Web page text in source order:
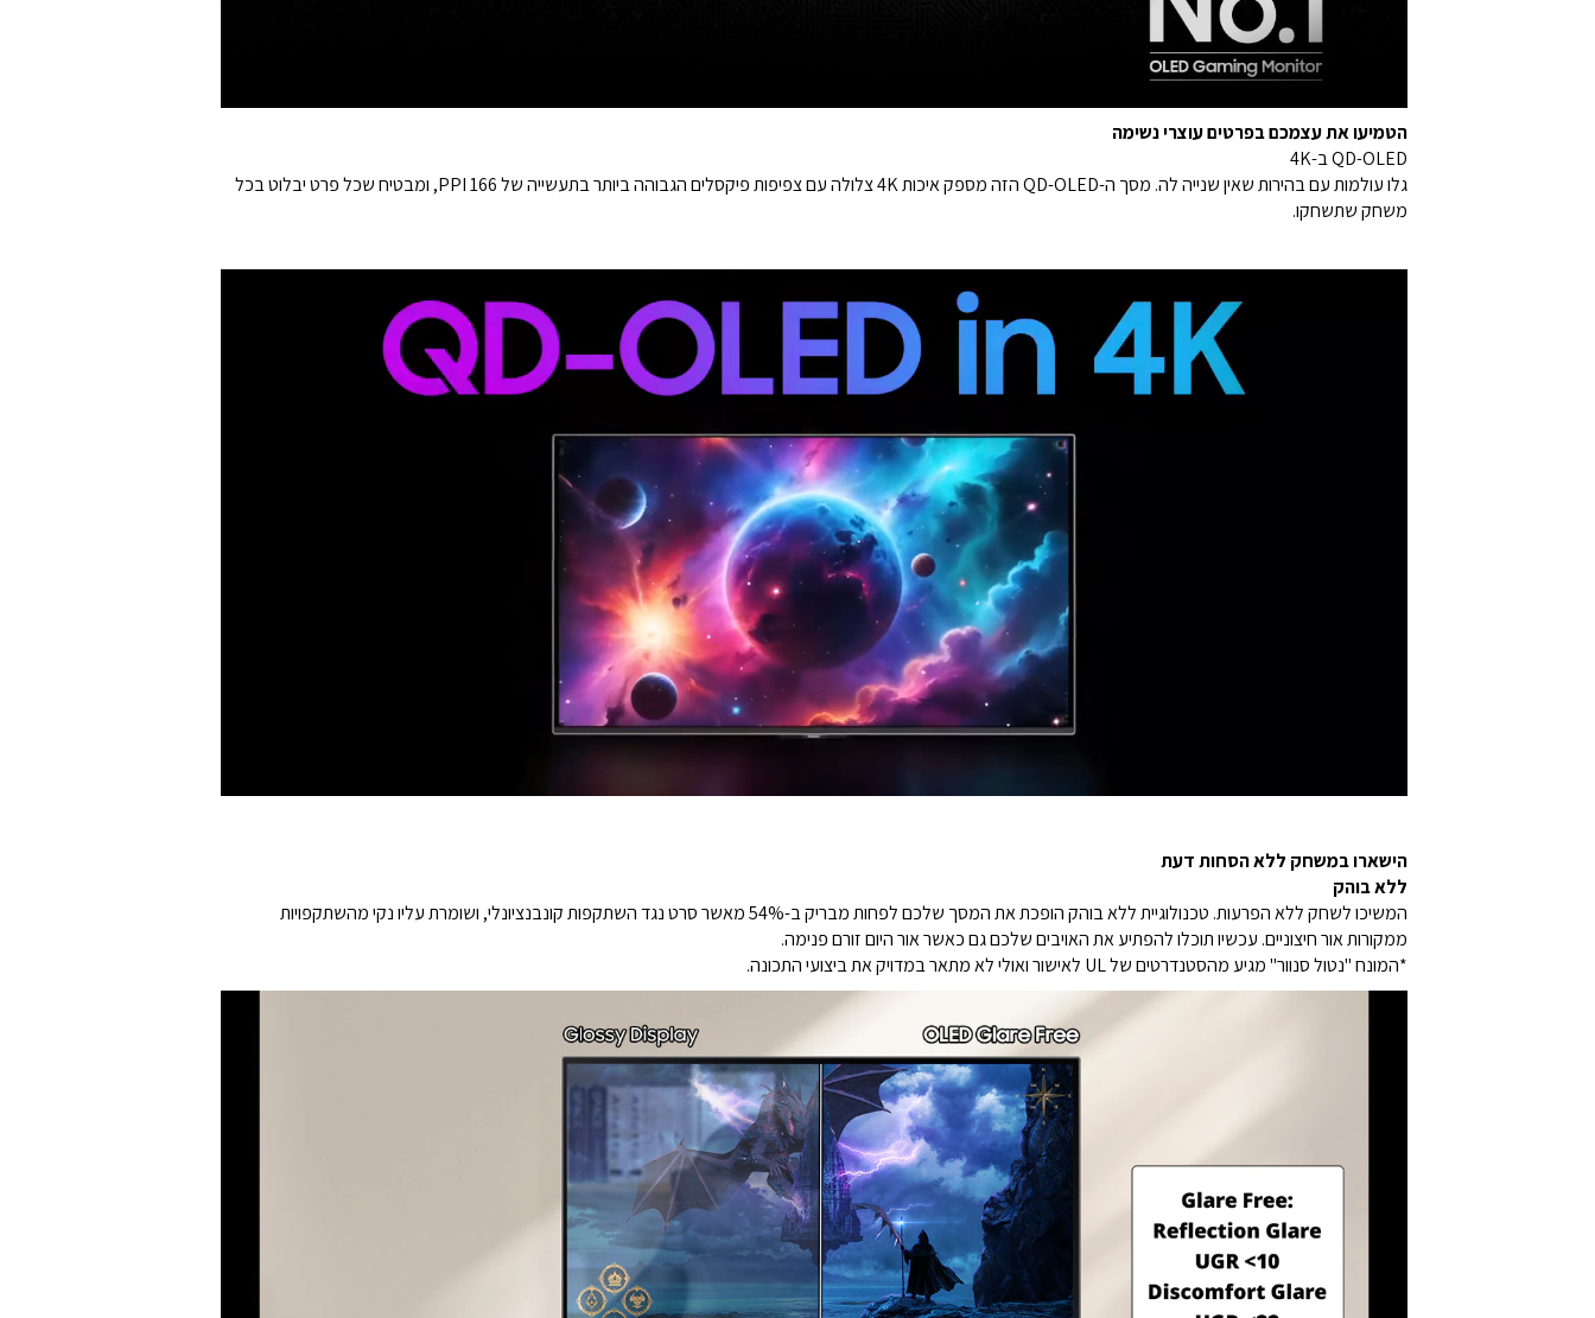
הטמיעו את עצמכם בפרטים עוצרי נשימה
QD-OLED ב-4K
גלו עולמות עם בהירות שאין שנייה לה. מסך ה-QD-OLED הזה מספק איכות 4K צלולה עם צפיפות פיקסלים הגבוהה ביותר בתעשייה של 166 PPI, ומבטיח שכל פרט יבלוט בכל
משחק שתשחקו.
הישארו במשחק ללא הסחות דעת
ללא בוהק
המשיכו לשחק ללא הפרעות. טכנולוגיית ללא בוהק הופכת את המסך שלכם לפחות מבריק ב-54% מאשר סרט נגד השתקפות קונבנציונלי, ושומרת עליו נקי מהשתקפויות
ממקורות אור חיצוניים. עכשיו תוכלו להפתיע את האויבים שלכם גם כאשר אור היום זורם פנימה.
*המונח "נטול סנוור" מגיע מהסטנדרטים של UL לאישור ואולי לא מתאר במדויק את ביצועי התכונה.